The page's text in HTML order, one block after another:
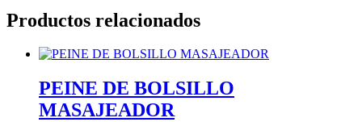
Productos relacionados
PEINE DE BOLSILLO
MASAJEADOR